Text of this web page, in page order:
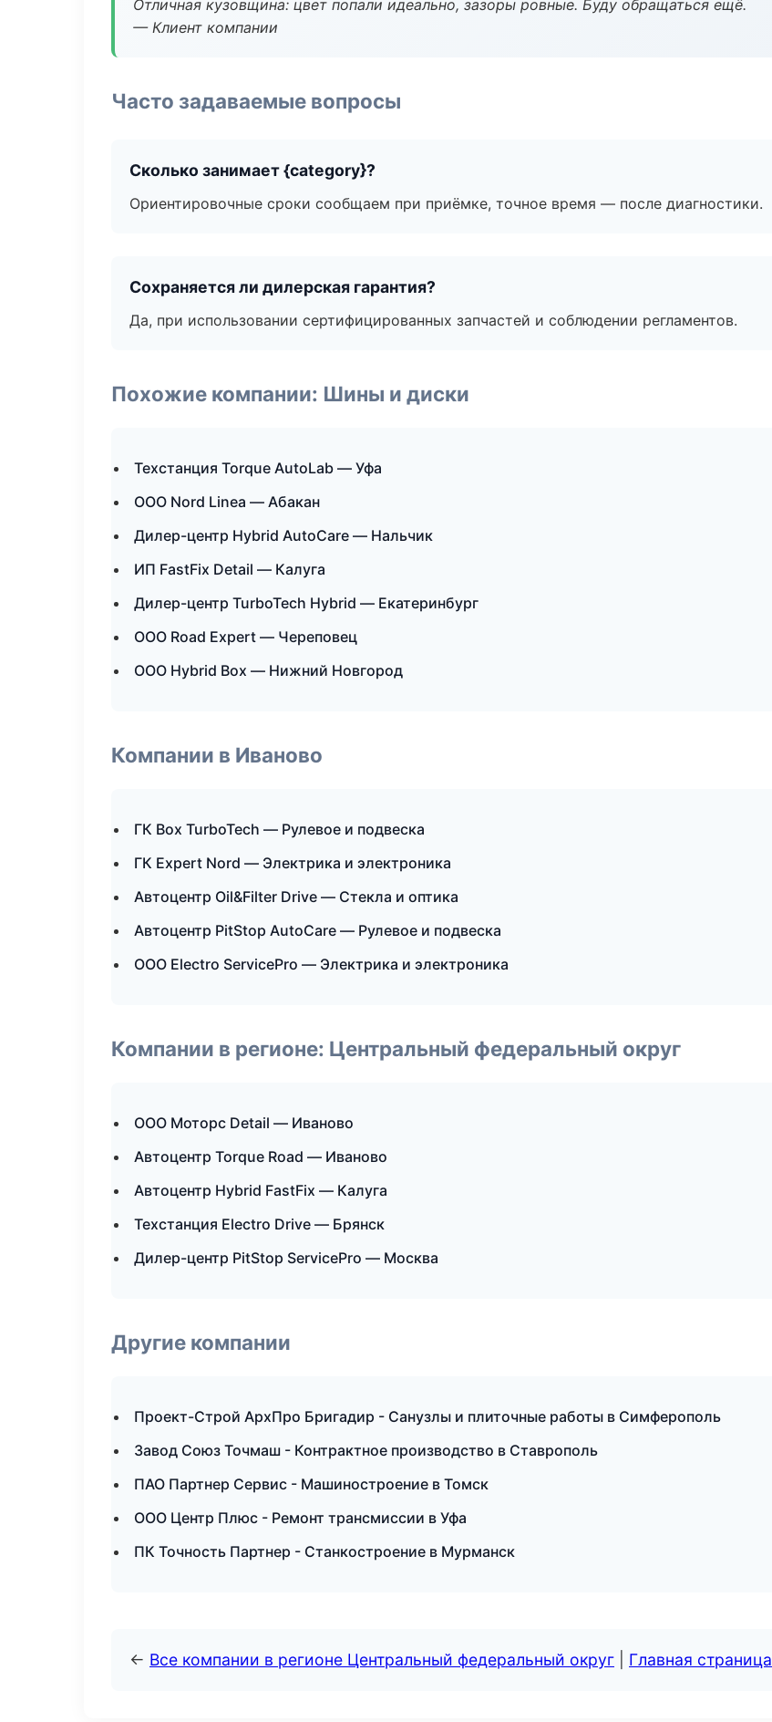
Отличная кузовщина: цвет попали идеально, зазоры ровные. Буду обращаться ещё.
— Клиент компании
Часто задаваемые вопросы
Сколько занимает {category}?
Ориентировочные сроки сообщаем при приёмке, точное время — после диагностики.
Сохраняется ли дилерская гарантия?
Да, при использовании сертифицированных запчастей и соблюдении регламентов.
Похожие компании: Шины и диски
Техстанция Torque AutoLab — Уфа
ООО Nord Linea — Абакан
Дилер-центр Hybrid AutoCare — Нальчик
ИП FastFix Detail — Калуга
Дилер-центр TurboTech Hybrid — Екатеринбург
ООО Road Expert — Череповец
ООО Hybrid Box — Нижний Новгород
Компании в Иваново
ГК Box TurboTech — Рулевое и подвеска
ГК Expert Nord — Электрика и электроника
Автоцентр Oil&Filter Drive — Стекла и оптика
Автоцентр PitStop AutoCare — Рулевое и подвеска
ООО Electro ServicePro — Электрика и электроника
Компании в регионе: Центральный федеральный округ
ООО Моторс Detail — Иваново
Автоцентр Torque Road — Иваново
Автоцентр Hybrid FastFix — Калуга
Техстанция Electro Drive — Брянск
Дилер-центр PitStop ServicePro — Москва
Другие компании
Проект-Строй АрхПро Бригадир - Санузлы и плиточные работы в Симферополь
Завод Союз Точмаш - Контрактное производство в Ставрополь
ПАО Партнер Сервис - Машиностроение в Томск
ООО Центр Плюс - Ремонт трансмиссии в Уфа
ПК Точность Партнер - Станкостроение в Мурманск
← Все компании в регионе Центральный федеральный округ Главная страница